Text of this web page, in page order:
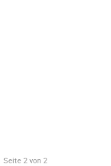
Seite 2 von 2